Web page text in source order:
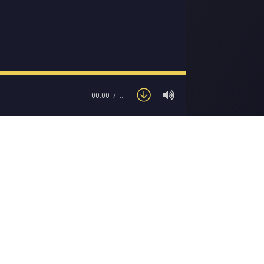
00:00 …